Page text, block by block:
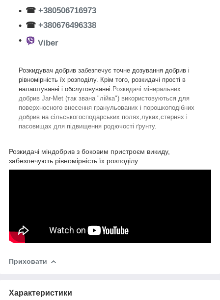
☎ +380506716973
☎ +380676496338
Viber
Розкидувач добрив забезпечує точне дозування добрив і
рівномірність їх розподілу. Крім того, розкидачі прості в
налаштуванні і обслуговуванні. Розкидачі мінеральних
добрив Jar-Met (так звана "лійка") використовуються для
поверхносного внесення гранульованих і порошкоподібних
добрив на сільськогосподарських полях,луках,стернях і
пасовищах для підвищення родючості ґрунту.
Розкидачі міндобрив з боковим пристроєм викиду,
забезпечують рівномірність їх розподілу.
Приховати
Характеристики